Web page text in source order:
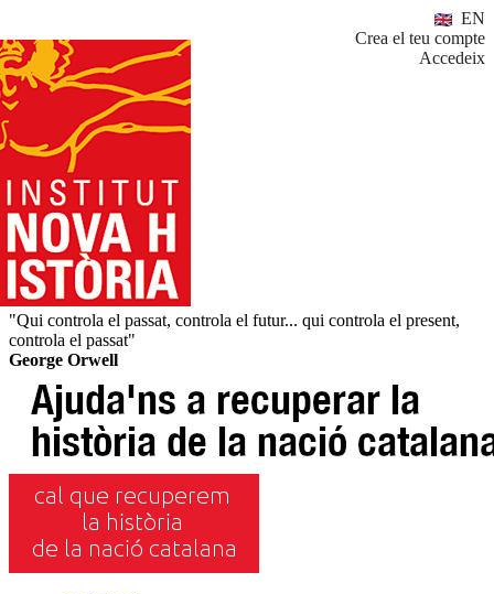
EN
Crea el teu compte
Accedeix
"Qui controla el passat, controla el futur... qui controla el present,
controla el passat"
George Orwell